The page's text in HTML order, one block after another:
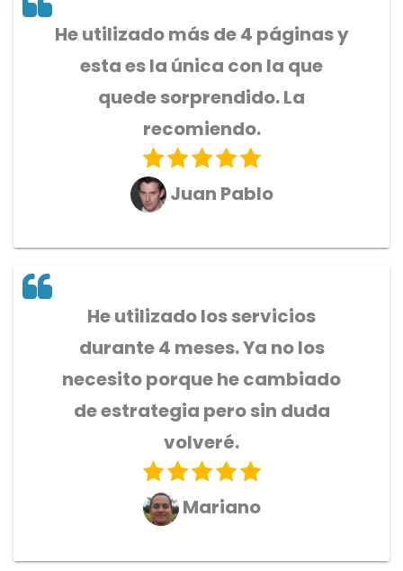
He utilizado más de 4 páginas y
esta es la única con la que
quede sorprendido. La
recomiendo.
Juan Pablo
He utilizado los servicios
durante 4 meses. Ya no los
necesito porque he cambiado
de estrategia pero sin duda
volveré.
Mariano